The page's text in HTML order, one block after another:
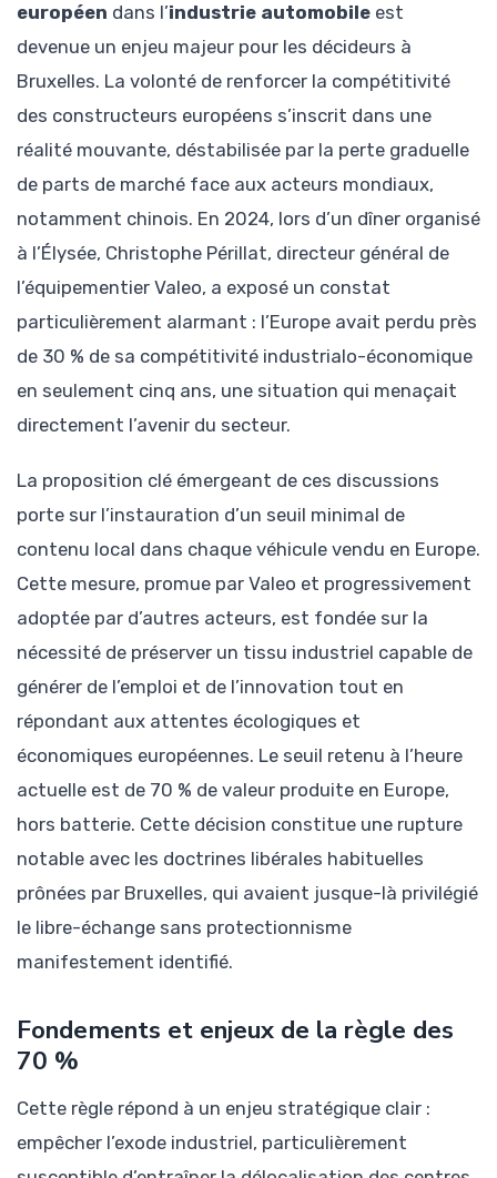
européen dans l’industrie automobile est
devenue un enjeu majeur pour les décideurs à
Bruxelles. La volonté de renforcer la compétitivité
des constructeurs européens s’inscrit dans une
réalité mouvante, déstabilisée par la perte graduelle
de parts de marché face aux acteurs mondiaux,
notamment chinois. En 2024, lors d’un dîner organisé
à l’Élysée, Christophe Périllat, directeur général de
l’équipementier Valeo, a exposé un constat
particulièrement alarmant : l’Europe avait perdu près
de 30 % de sa compétitivité industrialo-économique
en seulement cinq ans, une situation qui menaçait
directement l’avenir du secteur.
La proposition clé émergeant de ces discussions
porte sur l’instauration d’un seuil minimal de
contenu local dans chaque véhicule vendu en Europe.
Cette mesure, promue par Valeo et progressivement
adoptée par d’autres acteurs, est fondée sur la
nécessité de préserver un tissu industriel capable de
générer de l’emploi et de l’innovation tout en
répondant aux attentes écologiques et
économiques européennes. Le seuil retenu à l’heure
actuelle est de 70 % de valeur produite en Europe,
hors batterie. Cette décision constitue une rupture
notable avec les doctrines libérales habituelles
prônées par Bruxelles, qui avaient jusque-là privilégié
le libre-échange sans protectionnisme
manifestement identifié.
Fondements et enjeux de la règle des
70 %
Cette règle répond à un enjeu stratégique clair :
empêcher l’exode industriel, particulièrement